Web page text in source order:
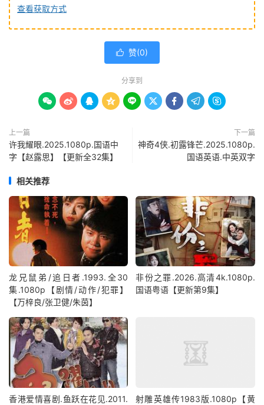
查看获取方式
 赞(0)
分享到
        
上一篇
许我耀眼.2025.1080p.国语中
字【赵露思】【更新全32集】
下一篇
神奇4侠.初露锋芒.2025.1080p.
国语英语.中英双字
相关推荐
龙兄鼠弟/追日者.1993.全30
集.1080p【剧情/动作/犯罪】
【万梓良/张卫健/朱茵】
非份之罪‎.2026.高清4k.1080p.
国语粤语【更新第9集】
香港爱情喜剧.鱼跃在花见.2011.
射雕英雄传1983版.1080p【黄